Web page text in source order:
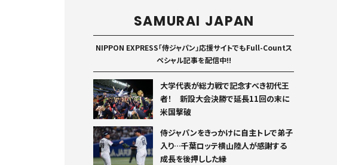
SAMURAI JAPAN
NIPPON EXPRESS「侍ジャパン」応援サイトでもFull-Countス
ペシャル記事を配信中!!
大学代表が総力戦で記念すべき初代王
者！ 新設大会決勝で延長11回の末に
米国撃破
侍ジャパンをきっかけに自主トレで弟子
入り…千葉ロッテ横山陸人が感謝する
成長を後押しした縁